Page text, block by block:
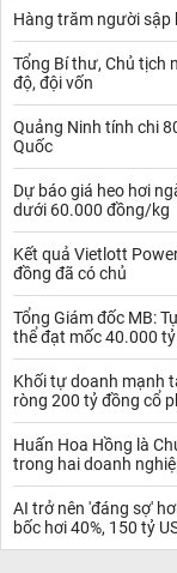
Hàng trăm người sập
Tổng Bí thư, Chủ tịch
độ, đội vốn
Quảng Ninh tính chi
Quốc
Dự báo giá heo hơi
dưới 60.000 đồng/kg
Kết quả Vietlott
đồng đã có chủ
Tổng Giám đốc MB:
thể đạt mốc 40.000
Khối tự doanh mạnh
ròng 200 tỷ đồng cổ
Huấn Hoa Hồng là
trong hai doanh
AI trở nên 'đáng sợ'
bốc hơi 40%, 150 tỷ